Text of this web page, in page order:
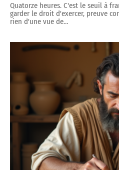
Quatorze heures. C'est le seuil à
garder le droit d'exercer, preuve
rien d'une vue de…